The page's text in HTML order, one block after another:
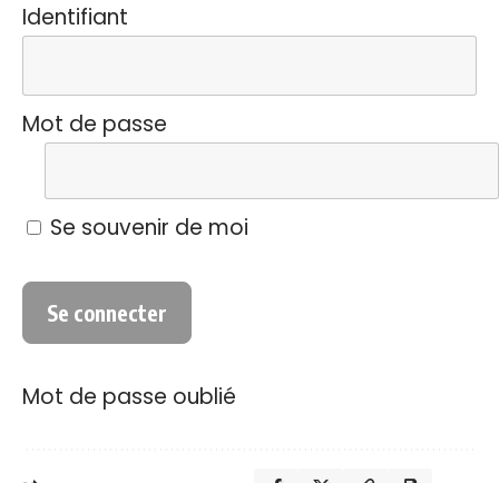
Identifiant
Mot de passe
Se souvenir de moi
Mot de passe oublié